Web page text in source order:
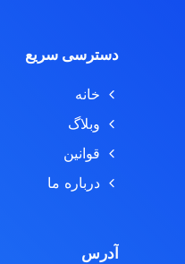
دسترسی سریع
خانه
وبلاگ
قوانین
درباره ما
آدرس